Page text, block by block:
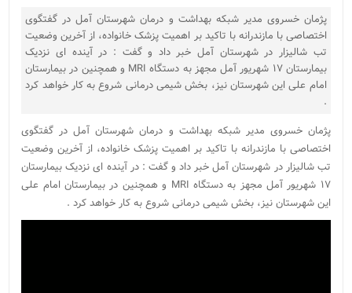
پژمان خسروی مدیر شبکه بهداشت و درمان شهرستان آمل در گفتگوی
اختصاصی با مازندرانه با تاکید بر اهمیت پزشک خانواده، از آخرین وضعیت
تب شالیزار در شهرستان آمل خبر داد و گفت : در آینده ای نزدیک
بیمارستان ١٧ شهریور آمل مجهز به دستگاه MRI و همچنین در بیمارستان
امام علی این شهرستان نیز، بخش شیمی درمانی شروع به کار خواهد کرد
.
پژمان خسروی مدیر شبکه بهداشت و درمان شهرستان آمل در گفتگوی
اختصاصی با مازندرانه با تاکید بر اهمیت پزشک خانواده، از آخرین وضعیت
تب شالیزار در شهرستان آمل خبر داد و گفت : در آینده ای نزدیک بیمارستان
١٧ شهریور آمل مجهز به دستگاه MRI و همچنین در بیمارستان امام علی
این شهرستان نیز، بخش شیمی درمانی شروع به کار خواهد کرد .